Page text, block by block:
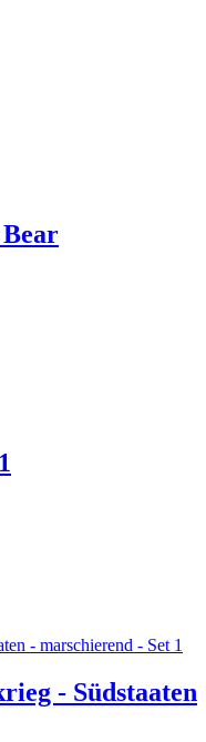
- Südstaaten